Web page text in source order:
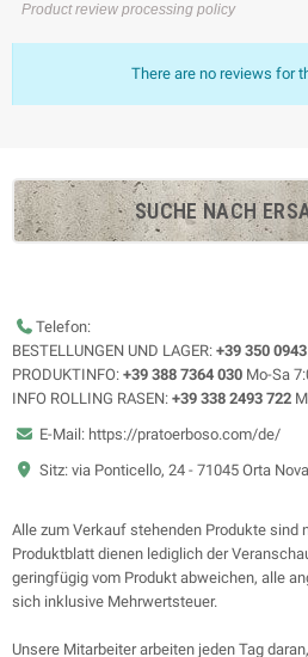
Product review processing policy
There are no reviews for
SUCHE NACH
Telefon:
BESTELLUNGEN UND LAGER: +39 350
PRODUKTINFO: +39 388 7364 030 Mo-Sa
INFO ROLLING RASEN: +39 338 2493 722
E-Mail: https://pratoerboso.com/de/
Sitz: via Ponticello, 24 - 71045 Orta
Alle zum Verkauf stehenden Produkte sind
Produktblatt dienen lediglich der
geringfügig vom Produkt abweichen, alle
sich inklusive Mehrwertsteuer.
Unsere Mitarbeiter arbeiten jeden Tag